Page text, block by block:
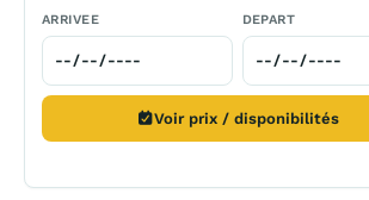
ARRIVEE DEPART
Voir prix / disponibilités